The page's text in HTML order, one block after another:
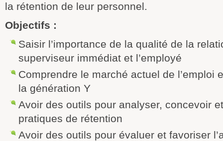
la rétention de leur personnel.
Objectifs :
Saisir l’importance de la qualité de la
superviseur immédiat et l’employé
Comprendre le marché actuel de l’emploi
la génération Y
Avoir des outils pour analyser, concevoir
pratiques de rétention
Avoir des outils pour évaluer et favoriser